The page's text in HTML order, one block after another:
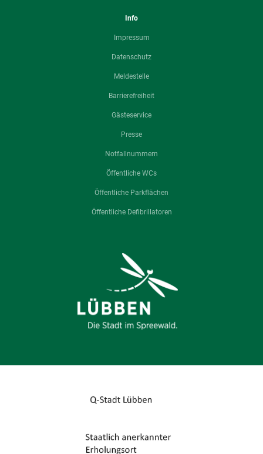
Info
Impressum
Datenschutz
Meldestelle
Barrierefreiheit
Gästeservice
Presse
Notfallnummern
Öffentliche WCs
Öffentliche Parkflächen
Öffentliche Defibrillatoren